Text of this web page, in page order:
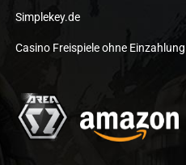
Simplekey.de
Casino Freispiele ohne Einzahlung